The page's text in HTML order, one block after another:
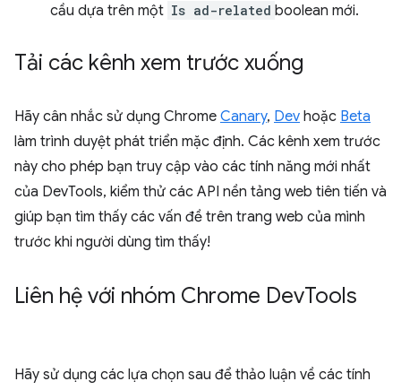
cầu dựa trên một Is ad-related boolean mới.
Tải các kênh xem trước xuống
Hãy cân nhắc sử dụng Chrome Canary, Dev hoặc Beta
làm trình duyệt phát triển mặc định. Các kênh xem trước
này cho phép bạn truy cập vào các tính năng mới nhất
của DevTools, kiểm thử các API nền tảng web tiên tiến và
giúp bạn tìm thấy các vấn đề trên trang web của mình
trước khi người dùng tìm thấy!
Liên hệ với nhóm Chrome DevTools
Hãy sử dụng các lựa chọn sau để thảo luận về các tính